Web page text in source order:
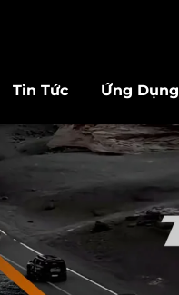
Tin Tức Ứng Dụng